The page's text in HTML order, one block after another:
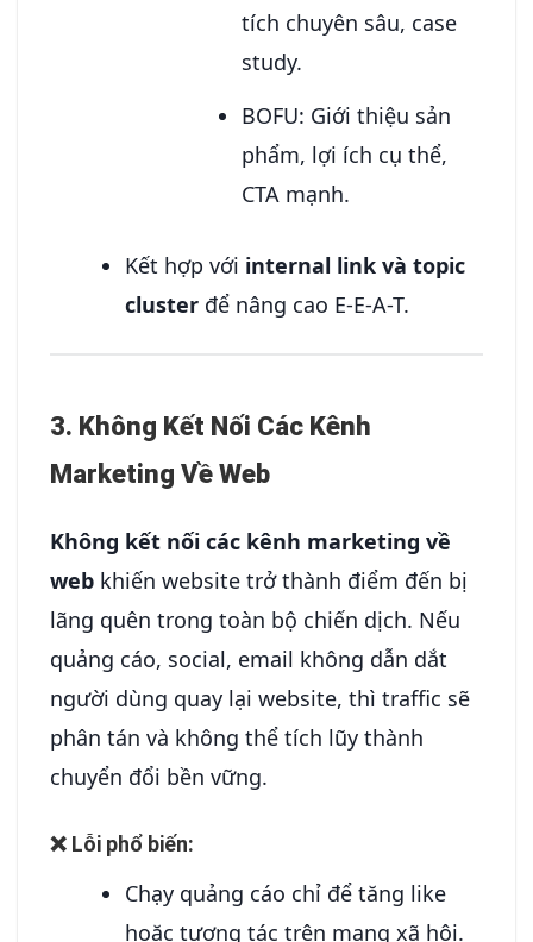
tích chuyên sâu, case
study.
BOFU: Giới thiệu sản
phẩm, lợi ích cụ thể,
CTA mạnh.
Kết hợp với internal link và topic
cluster để nâng cao E-E-A-T.
3. Không Kết Nối Các Kênh
Marketing Về Web
Không kết nối các kênh marketing về
web khiến website trở thành điểm đến bị
lãng quên trong toàn bộ chiến dịch. Nếu
quảng cáo, social, email không dẫn dắt
người dùng quay lại website, thì traffic sẽ
phân tán và không thể tích lũy thành
chuyển đổi bền vững.
❌ Lỗi phổ biến:
Chạy quảng cáo chỉ để tăng like
hoặc tương tác trên mạng xã hội.